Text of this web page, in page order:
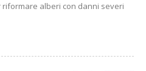
alberi con danni severi